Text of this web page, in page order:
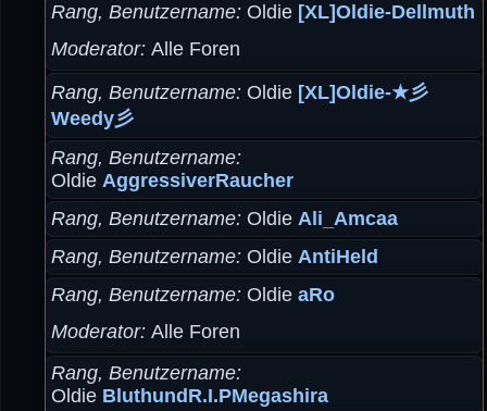
Rang, Benutzername Oldie [XL]Oldie-Dellmuth
Moderator Alle Foren
Rang, Benutzername Oldie [XL]Oldie-★彡
Weedy彡
Rang, Benutzername
Oldie AggressiverRaucher
Rang, Benutzername Oldie Ali_Amcaa
Rang, Benutzername Oldie AntiHeld
Rang, Benutzername Oldie aRo
Moderator Alle Foren
Rang, Benutzername
Oldie BluthundR.I.PMegashira